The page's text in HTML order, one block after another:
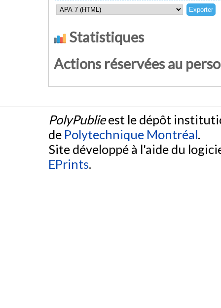
Statistiques
Actions réservées au
PolyPublieest le dépôt
de Polytechnique Montréal.
Site développé à l'aide du
EPrints.